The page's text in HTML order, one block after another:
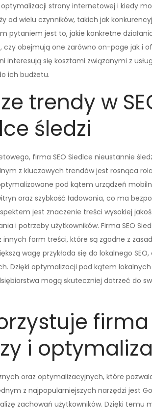
strony internetowej i kiedy
od wielu czynników, takich jak
pytaniem jest to, jakie konkretne
czy obejmują one zarówno on-page jak i
interesują się kosztami związanymi z
ich budżetu.
trendy w
śledzi
firma SEO Siedlce nieustannie
z kluczowych trendów jest rosnąca rola
pod kątem urządzeń
oraz szybkość ładowania, co ma
jest znaczenie treści wysokiej
i potrzeby użytkowników. Firma SEO
form treści, które są zgodne z
wagę przykłada się do lokalnego SEO,
Dzięki optymalizacji pod kątem lokalnych
mogą skuteczniej dotrzeć do
firma
i
oraz optymalizacyjnych, które
z najpopularniejszych narzędzi jest
zachowań użytkowników. Dzięki temu